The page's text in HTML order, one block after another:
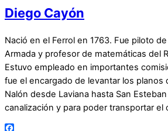
Diego Cayón
Nació en el Ferrol en 1763. Fue piloto de
Armada y profesor de matemáticas del
Estuvo empleado en importantes
fue el encargado de levantar los planos
Nalón desde Laviana hasta San
canalización y para poder transportar